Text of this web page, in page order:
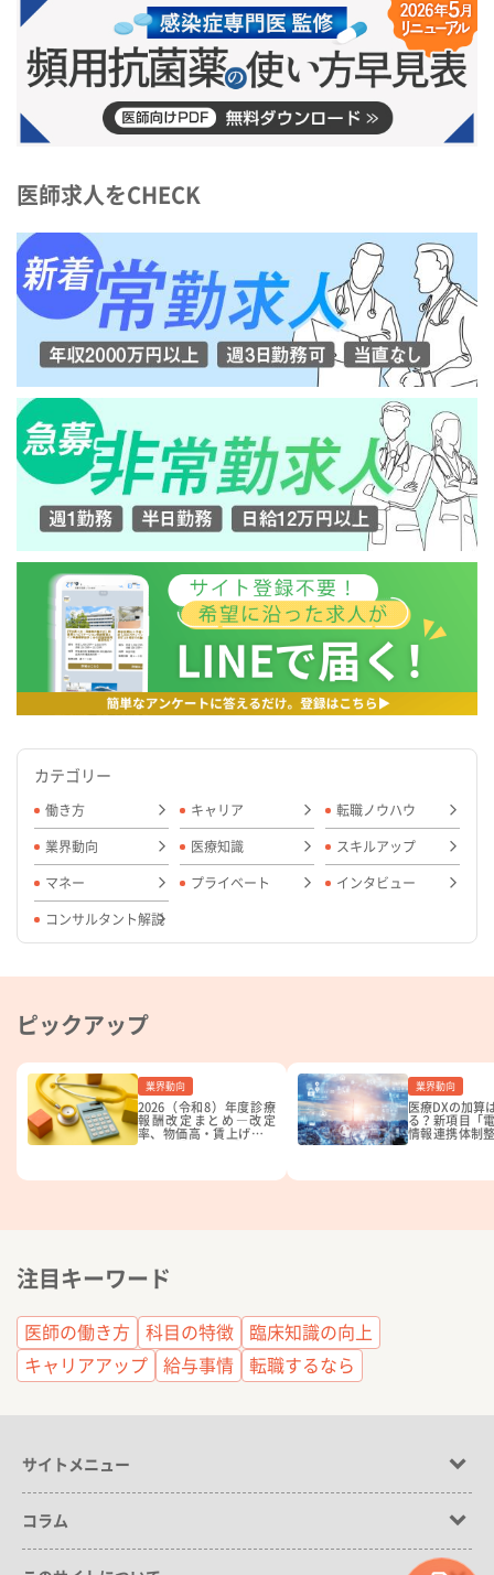
ピックアップ
業界動向
2026（令和8）年度診療
報酬改定まとめ―改定
率、物価高・賃上げ対応
業界動向
医療DXの加算
る？新項目「
情報連携体制
注目キーワード
医師の働き方 科目の特徴
臨床知識の向上
キャリアアップ
給与事情 転職するなら
カテゴリー
働き方 キャリア 転職ノウハウ
業界動向 医療知識 スキルアップ
マネー プライベート インタビュー
コンサルタント解説
医師求人をCHECK
サイトメニュー
コラム